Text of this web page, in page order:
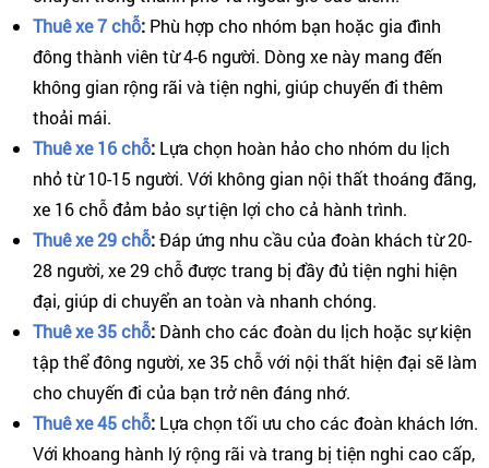
Thuê xe 7 chỗ: Phù hợp cho nhóm bạn hoặc gia đình
đông thành viên từ 4-6 người. Dòng xe này mang đến
không gian rộng rãi và tiện nghi, giúp chuyến đi thêm
thoải mái.
Thuê xe 16 chỗ: Lựa chọn hoàn hảo cho nhóm du lịch
nhỏ từ 10-15 người. Với không gian nội thất thoáng đãng,
xe 16 chỗ đảm bảo sự tiện lợi cho cả hành trình.
Thuê xe 29 chỗ:Đáp ứng nhu cầu của đoàn khách từ 20-
28 người, xe 29 chỗ được trang bị đầy đủ tiện nghi hiện
đại, giúp di chuyển an toàn và nhanh chóng.
Thuê xe 35 chỗ: Dành cho các đoàn du lịch hoặc sự kiện
tập thể đông người, xe 35 chỗ với nội thất hiện đại sẽ làm
cho chuyến đi của bạn trở nên đáng nhớ.
Thuê xe 45 chỗ: Lựa chọn tối ưu cho các đoàn khách lớn.
Với khoang hành lý rộng rãi và trang bị tiện nghi cao cấp,